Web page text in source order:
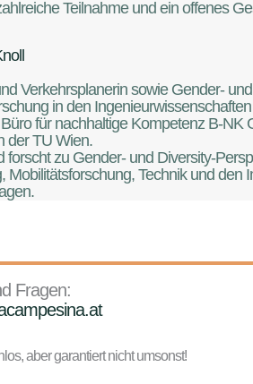
Teilnahme und ein offenes
Verkehrsplanerin sowie Gender-
in den
für nachhaltige Kompetenz B-NK
der TU Wien.
forscht zu Gender- und Diversity-
Mobilitätsforschung, Technik und
Fragen:
aber garantiert nicht umsonst!